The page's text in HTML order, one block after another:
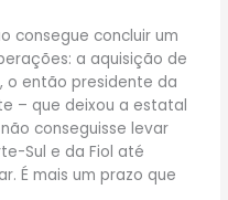
consegue concluir um
a aquisição de
o então presidente da
– que deixou a estatal
conseguisse levar
Sul e da Fiol até
É mais um prazo que